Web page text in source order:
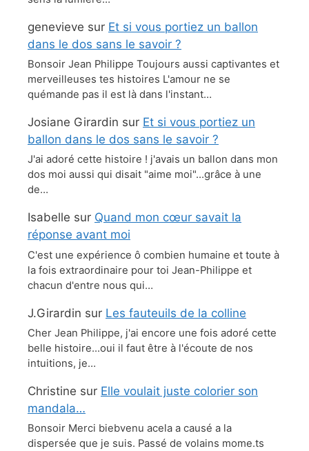
genevieve sur Et si vous portiez un ballon
dans le dos sans le savoir ?
Bonsoir Jean Philippe Toujours aussi captivantes et
merveilleuses tes histoires L'amour ne se
quémande pas il est là dans l'instant…
Josiane Girardin sur Et si vous portiez un
ballon dans le dos sans le savoir ?
J'ai adoré cette histoire ! j'avais un ballon dans mon
dos moi aussi qui disait "aime moi"...grâce à une
de…
Isabelle sur Quand mon cœur savait la
réponse avant moi
C'est une expérience ô combien humaine et toute à
la fois extraordinaire pour toi Jean-Philippe et
chacun d'entre nous qui…
J.Girardin sur Les fauteuils de la colline
Cher Jean Philippe, j'ai encore une fois adoré cette
belle histoire...oui il faut être à l'écoute de nos
intuitions, je…
Christine sur Elle voulait juste colorier son
mandala…
Bonsoir Merci biebvenu acela a causé a la
dispersée que je suis. Passé de volains mome.ts